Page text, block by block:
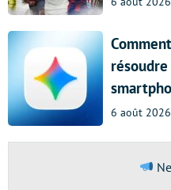
6 août